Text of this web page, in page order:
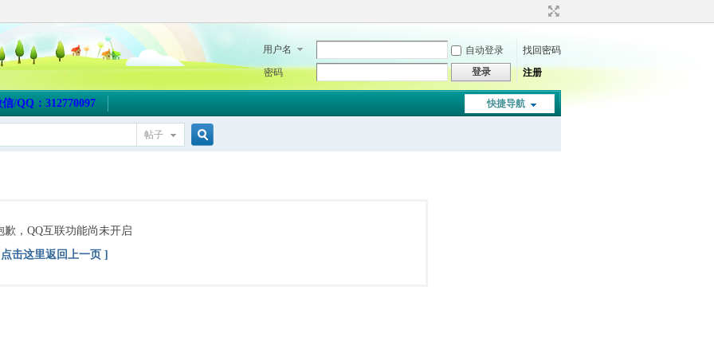
用户名 自动登录
找回密码
密码
登录 注册
快捷导航
/QQ：312770097
帖子
歉，QQ互联功能尚未开启
击这里返回上一页 ]